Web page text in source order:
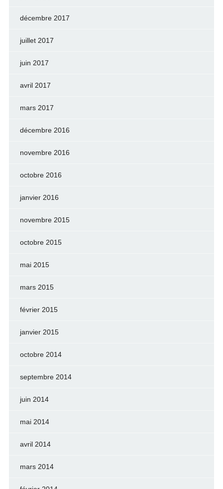
décembre 2017
juillet 2017
juin 2017
avril 2017
mars 2017
décembre 2016
novembre 2016
octobre 2016
janvier 2016
novembre 2015
octobre 2015
mai 2015
mars 2015
février 2015
janvier 2015
octobre 2014
septembre 2014
juin 2014
mai 2014
avril 2014
mars 2014